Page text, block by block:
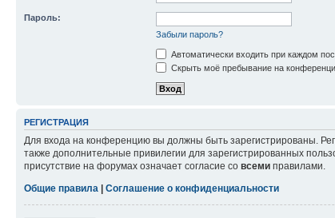
Пароль:
Забыли пароль?
Автоматически входить при каждом
Скрыть моё пребывание на
РЕГИСТРАЦИЯ
Для входа на конференцию вы должны быть зарегистрированы.
также дополнительные привилегии для зарегистрированных
присутствие на форумах означает согласие со всеми правилами.
Общие правила
Соглашение о конфиденциальности